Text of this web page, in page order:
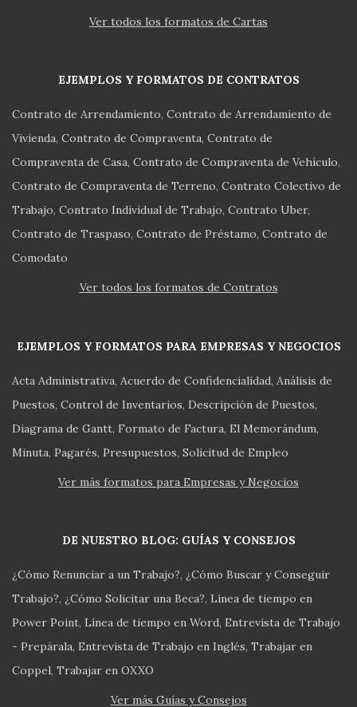
Ver todos los formatos de Cartas
EJEMPLOS Y FORMATOS DE CONTRATOS
Contrato de Arrendamiento Contrato de Arrendamiento de
Vivienda Contrato de Compraventa Contrato de
Compraventa de Casa Contrato de Compraventa de Vehículo
Contrato de Compraventa de Terreno Contrato Colectivo de
Trabajo Contrato Individual de Trabajo Contrato Uber
Contrato de Traspaso Contrato de Préstamo Contrato de
Comodato
Ver todos los formatos de Contratos
EJEMPLOS Y FORMATOS PARA EMPRESAS Y NEGOCIOS
Acta Administrativa Acuerdo de Confidencialidad Análisis de
Puestos Control de Inventarios Descripción de Puestos
Diagrama de Gantt Formato de Factura El Memorándum
Minuta Pagarés Presupuestos Solicitud de Empleo
Ver más formatos para Empresas y Negocios
DE NUESTRO BLOG: GUÍAS Y CONSEJOS
¿Cómo Renunciar a un Trabajo? ¿Cómo Buscar y Conseguir
Trabajo? ¿Cómo Solicitar una Beca? Línea de tiempo en
Power Point Línea de tiempo en Word Entrevista de Trabajo
- Prepárala Entrevista de Trabajo en Inglés Trabajar en
Coppel Trabajar en OXXO
Ver más Guías y Consejos